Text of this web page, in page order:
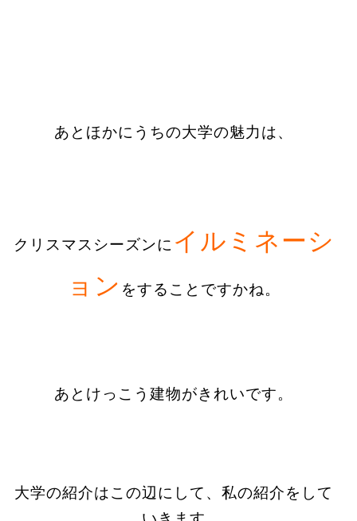
あとほかにうちの大学の魅力は、
クリスマスシーズンに イルミネーシ
ョン をすることですかね。
あとけっこう建物がきれいです。
大学の紹介はこの辺にして、私の紹介をして